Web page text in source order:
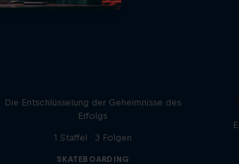
Die Entschlüsselung der Geheimnisse des
Erfolgs
1 Staffel · 3 Folgen
SKATEBOARDING